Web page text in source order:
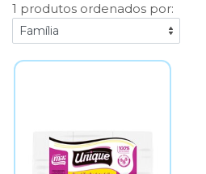
1 produtos ordenados por: